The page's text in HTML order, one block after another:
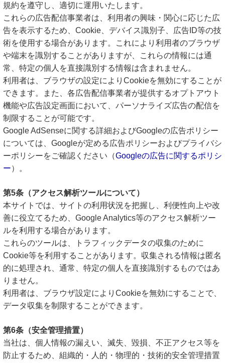
規約を遵守し、適切に運用いたします。
これらの広告配信事業者は、利用者の興味・関心に応じた広
告を表示するため、Cookie、デバイス識別子、広告ID等の技
術を使用する場合があります。これにより利用者のブラウザ
や端末を識別することがありますが、これらの情報には通
常、特定の個人を直接識別する情報は含まれません。
利用者は、ブラウザの設定によりCookieを無効にすることが
できます。また、各広告配信事業者が提供するオプトアウト
機能や広告設定画面において、パーソナライズ広告の配信を
制限することが可能です。
Google AdSenseに関する詳細およびGoogleの広告ポリシー
については、Googleが定める広告ポリシーおよびプライバシ
ーポリシーをご確認ください（Googleの広告に関するポリシ
ー）。
第5条（アクセス解析ツールについて）
本サイトでは、サイトの利用状況を把握し、利便性向上や改
善に役立てるため、Google Analytics等のアクセス解析ツー
ルを利用する場合があります。
これらのツールは、トラフィックデータの収集のために
Cookie等を利用することがあります。収集される情報は匿名
的に処理され、通常、特定の個人を直接識別するものではあ
りません。
利用者は、ブラウザ設定によりCookieを無効にすることで、
データ収集を制限することができます。
第6条（安全管理措置）
当社は、個人情報の漏えい、滅失、毀損、不正アクセス等を
防止するため、組織的・人的・物理的・技術的安全管理措置